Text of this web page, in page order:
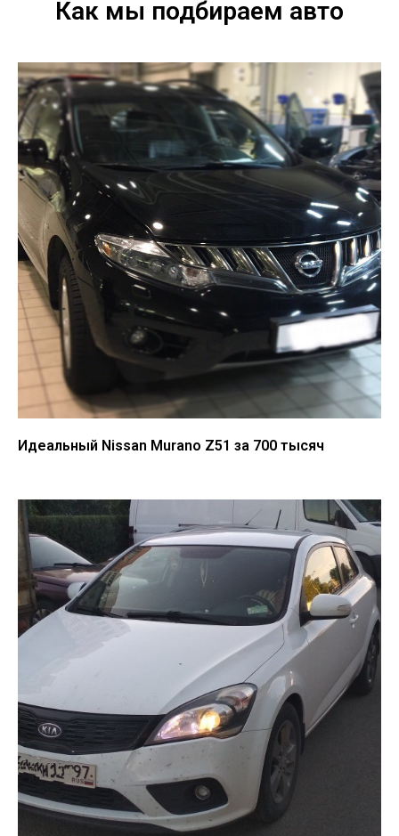
Как мы подбираем авто
Идеальный Nissan Murano Z51 за 700 тысяч